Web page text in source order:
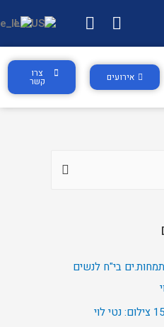
אירועים צרו
קשר
בי"ח לנשים